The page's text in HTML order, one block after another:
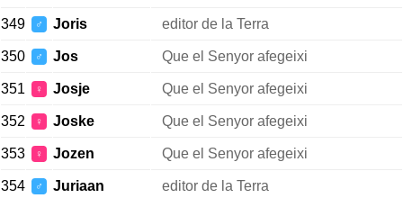
349 ♂ Joris editor de la Terra
350 ♂ Jos Que el Senyor afegeixi
351 ♀ Josje Que el Senyor afegeixi
352 ♀ Joske Que el Senyor afegeixi
353 ♀ Jozen Que el Senyor afegeixi
354 ♂ Juriaan editor de la Terra